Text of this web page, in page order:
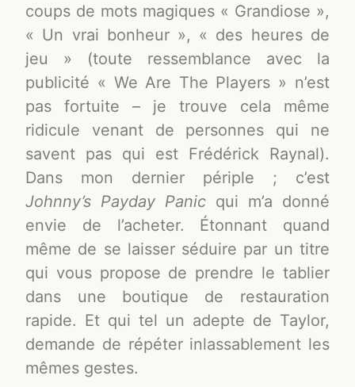
coups de mots magiques « Grandiose »,
« Un vrai bonheur », « des heures de
jeu » (toute ressemblance avec la
publicité « We Are The Players » n’est
pas fortuite – je trouve cela même
ridicule venant de personnes qui ne
savent pas qui est Frédérick Raynal).
Dans mon dernier périple ; c’est
Johnny’s Payday Panic qui m’a donné
envie de l’acheter. Étonnant quand
même de se laisser séduire par un titre
qui vous propose de prendre le tablier
dans une boutique de restauration
rapide. Et qui tel un adepte de Taylor,
demande de répéter inlassablement les
mêmes gestes.